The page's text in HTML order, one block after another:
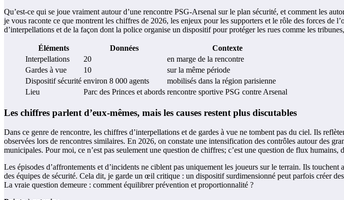
Qu’est-ce qui se joue vraiment autour d’une rencontre PSG-Arsenal sur le plan sécurité, et comment les
je vous raconte ce que montrent les chiffres de 2026, les enjeux pour les supporters et le rôle des forces de
d’interpellations et de la façon dont la police organise un dispositif pour protéger les rues comme les
Éléments Données
Contexte
Interpellations
20
en marge de la rencontre
Gardes à vue
10
sur la même période
Dispositif sécurité environ 8 000 agents
mobilisés dans la région parisienne
Lieu
Parc des Princes et abords rencontre sportive PSG contre Arsenal
Les chiffres parlent d’eux-mêmes, mais les causes restent plus discutables
Dans ce genre de rencontre, les chiffres d’interpellations et de gardes à vue ne tombent pas du ciel. Ils
observées lors de rencontres similaires. En 2026, on constate une intensification des contrôles autour des
municipales. Pour moi, ce n’est pas seulement une question de chiffres; c’est une question de flux
Les épisodes d’affrontements et d’incidents ne ciblent pas uniquement les joueurs sur le terrain. Ils
des équipes de sécurité. Cela dit, je garde un œil critique : un dispositif surdimensionné peut parfois créer
La vraie question demeure : comment équilibrer prévention et proportionnalité ?